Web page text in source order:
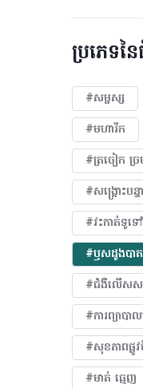
ប្រភេទន
#សម្ផស្ស
#មហារីក​
#ត្រចៀក ច្
#សង្គ្រោះបន្ទ
#វះកាត់ទូទៅ
#ឫសដូងបាត
#ជំងឺលើសស
#ការព្យាប
#សុខភាពផ្លូវ
#មាត់ ធ្មេញ